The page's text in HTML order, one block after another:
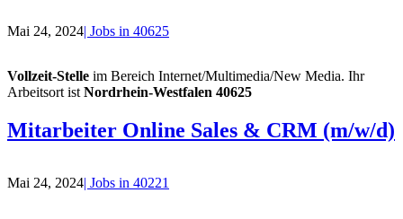
Mai 24, 2024| Jobs in 40625
Vollzeit-Stelle im Bereich Internet/Multimedia/New Media. Ihr
Arbeitsort ist Nordrhein-Westfalen 40625
Mitarbeiter Online Sales & CRM (m/w/d)
Mai 24, 2024| Jobs in 40221